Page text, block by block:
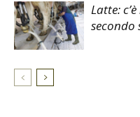
Latte:
secondo